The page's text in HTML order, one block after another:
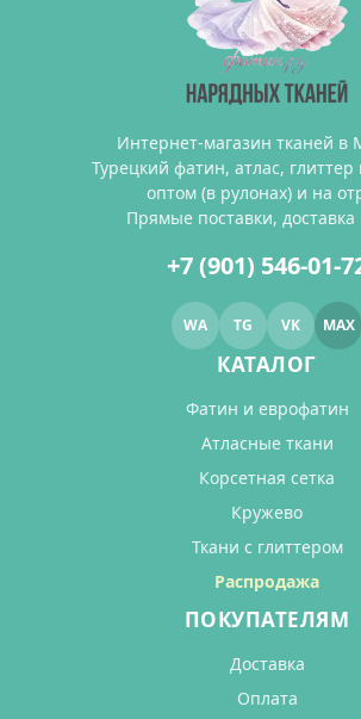
Интернет-магазин тканей в
Турецкий фатин, атлас,
оптом (в рулонах) и на
Прямые поставки,
+7 (901) 546-01-
WA TG VK MAX
КАТАЛОГ
Фатин и еврофатин
Атласные ткани
Корсетная сетка
Кружево
Ткани с глиттером
Распродажа
ПОКУПАТЕЛЯМ
Доставка
Оплата